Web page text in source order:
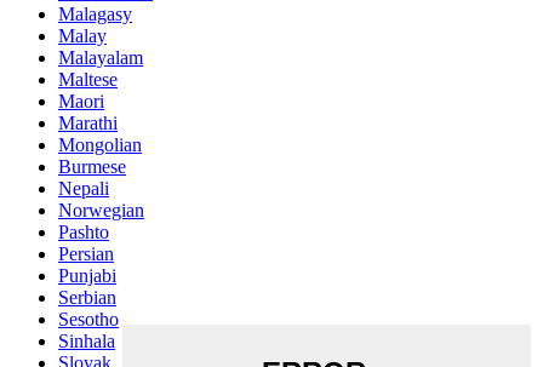
Malagasy
Malay
Malayalam
Maltese
Maori
Marathi
Mongolian
Burmese
Nepali
Norwegian
Pashto
Persian
Punjabi
Serbian
Sesotho
Sinhala